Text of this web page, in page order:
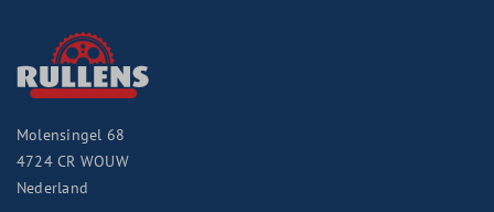
Molensingel 68
4724 CR WOUW
Nederland